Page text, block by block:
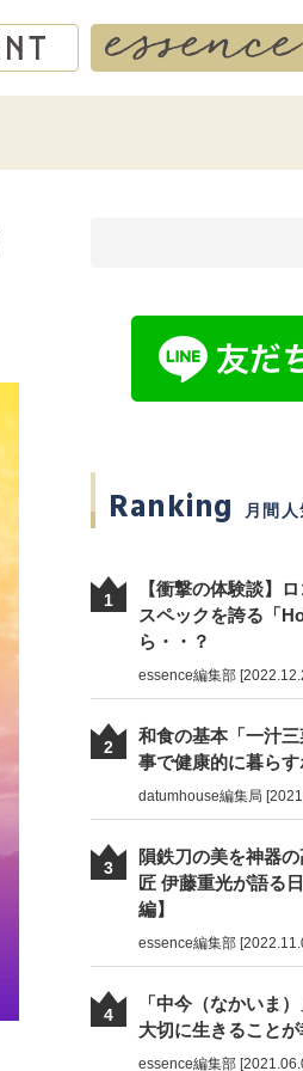
Ranking 月間
1
【衝撃の体験談】
スペックを誇る「
ら・・？
essence編集部
2
和食の基本「一汁
事で健康的に暮らす
datumhouse編集局
3
隕鉄刀の美を神器
匠 伊藤重光が語る
編】
essence編集部
4
「中今（なかいま
大切に生きること
essence編集部